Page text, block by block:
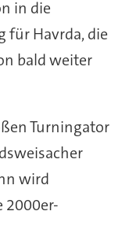
in die
für Havrda, die
bald weiter
Turningator
wird
2000er-